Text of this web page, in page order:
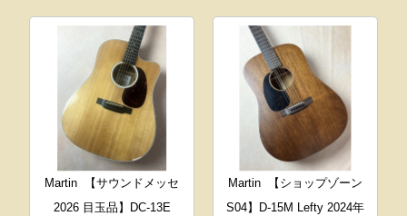
Martin
【サウンドメッセ
2026 目玉品】DC-13E
Martin
【ショップゾーン
S04】D-15M Lefty 2024年